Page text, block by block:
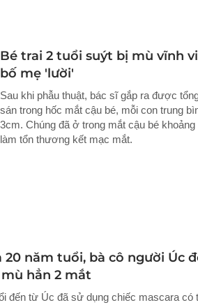
Bé trai 2 tuổi suýt bị mù vĩnh
bố mẹ 'lười'
Sau khi phẫu thuật, bác sĩ gắp ra được
sán trong hốc mắt cậu bé, mỗi con trung
3cm. Chúng đã ở trong mắt cậu bé khoảng
làm tổn thương kết mạc mắt.
20 năm tuổi, bà cô người Úc
hẳn 2 mắt
đến từ Úc đã sử dụng chiếc mascara có